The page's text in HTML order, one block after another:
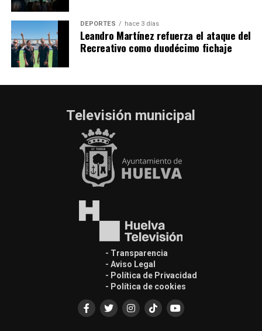
DEPORTES hace 3 días
Leandro Martínez refuerza el ataque del
Recreativo como duodécimo fichaje
Televisión municipal
- Transparencia
- Aviso Legal
- Política de Privacidad
- Política de cookies